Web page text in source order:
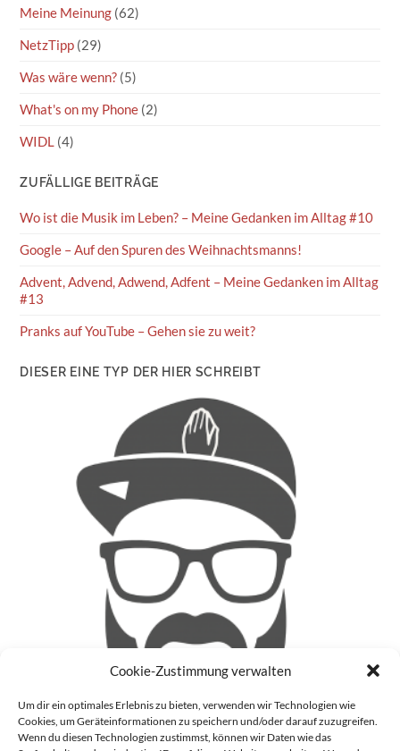
Cookie-Zustimmung verwalten
Um dir ein optimales Erlebnis zu bieten, verwenden wir Technologien wie
Cookies, um Geräteinformationen zu speichern und/oder darauf zuzugreifen.
Wenn du diesen Technologien zustimmst, können wir Daten wie das
Meine Meinung (62)
NetzTipp (29)
Was wäre wenn? (5)
What's on my Phone (2)
WIDL (4)
ZUFÄLLIGE BEITRÄGE
Wo ist die Musik im Leben? – Meine Gedanken im Alltag #10
Google – Auf den Spuren des Weihnachtsmanns!
Advent, Advend, Adwend, Adfent – Meine Gedanken im Alltag
#13
Pranks auf YouTube – Gehen sie zu weit?
DIESER EINE TYP DER HIER SCHREIBT